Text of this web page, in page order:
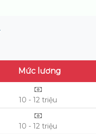
Mức lương
10 - 12 triệu
10 - 12 triệu